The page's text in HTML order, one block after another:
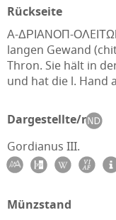
Rückseite
Α-ΔΡΙΑΝΟΠ-
langen Gewand
Thron. Sie hält in
und hat die l. Hand
Dargestellte/r
Gordianus III.
Münzstand